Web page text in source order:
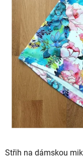
Střih na dámskou
stars.